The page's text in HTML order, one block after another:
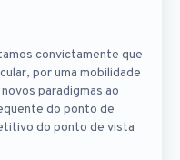
convictamente que
por uma mobilidade
paradigmas ao
do ponto de
do ponto de vista